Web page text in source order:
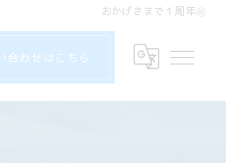
おかげさまで１周年㊗️
合わせはこちら